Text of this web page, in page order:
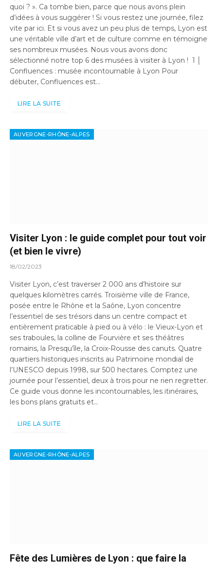
quoi ? ». Ca tombe bien, parce que nous avons plein
d’idées à vous suggérer ! Si vous restez une journée, filez
vite par ici. Et si vous avez un peu plus de temps, Lyon est
une véritable ville d’art et de culture comme en témoigne
ses nombreux musées. Nous vous avons donc
sélectionné notre top 6 des musées à visiter à Lyon ! 1 │
Confluences : musée incontournable à Lyon Pour
débuter, Confluences est…
LIRE LA SUITE
AUVERGNE-RHÔNE-ALPES
Visiter Lyon : le guide complet pour tout voir
(et bien le vivre)
18/02/2023
Visiter Lyon, c’est traverser 2 000 ans d’histoire sur
quelques kilomètres carrés. Troisième ville de France,
posée entre le Rhône et la Saône, Lyon concentre
l’essentiel de ses trésors dans un centre compact et
entièrement praticable à pied ou à vélo : le Vieux-Lyon et
ses traboules, la colline de Fourvière et ses théâtres
romains, la Presqu’île, la Croix-Rousse des canuts. Quatre
quartiers historiques inscrits au Patrimoine mondial de
l’UNESCO depuis 1998, sur 500 hectares. Comptez une
journée pour l’essentiel, deux à trois pour ne rien regretter.
Ce guide vous donne les incontournables, les itinéraires,
les bons plans gratuits et…
LIRE LA SUITE
AUVERGNE-RHÔNE-ALPES
Fête des Lumières de Lyon : que faire la